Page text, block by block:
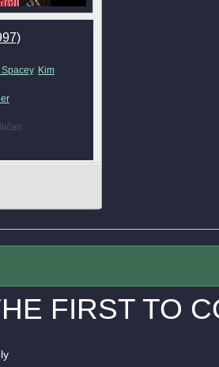
Spacey, Kim
FIRST TO